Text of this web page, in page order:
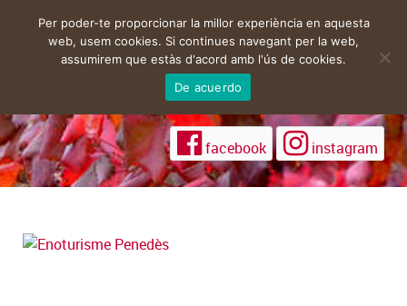
facebook instagram
Per poder-te proporcionar la millor experiència en aquesta
web, usem cookies. Si continues navegant per la web,
assumirem que estàs d'acord amb l'ús de cookies.
De acuerdo